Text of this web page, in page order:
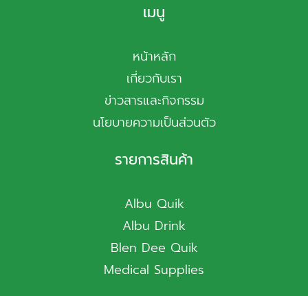
เมนู
หน้าหลัก
เกี่ยวกับเรา
ข่าวสารและกิจกรรม
นโยบายความเป็นส่วนตัว
รายการสินค้า
Albu Quik
Albu Drink
Blen Dee Quik
Medical Supplies